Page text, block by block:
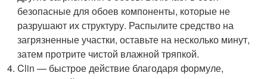
безопасные для обоев компоненты, которые не
разрушают их структуру. Распылите средство на
загрязненные участки, оставьте на несколько минут,
затем протрите чистой влажной тряпкой.
Clin — быстрое действие благодаря формуле,